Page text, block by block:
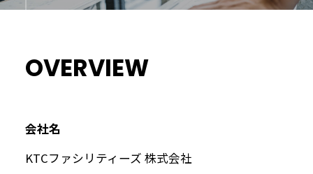
OVERVIEW
会社名
KTCファシリティーズ 株式会社